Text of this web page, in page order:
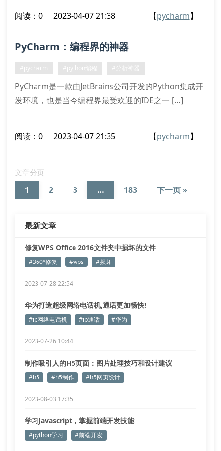
阅读：0 2023-04-07 21:38 【pycharm】
PyCharm：编程界的神器
#pycharm #python编程 #分析神器
PyCharm是一款由JetBrains公司开发的Python集成开
发环境，也是当今编程界最受欢迎的IDE之一 […]
阅读：0 2023-04-07 21:35 【pycharm】
文章分页
1 2 3 … 183 下一页 »
最新文章
修复WPS Office 2016文件夹中损坏的文件
#360°修复 #wps #损坏
2023-07-28 22:54
华为打造超级网络电话机,通话更加畅快!
#ip网络电话机 #ip通话 #华为
2023-07-26 10:44
制作吸引人的H5页面：图片处理技巧和设计建议
#h5 #h5制作 #h5网页设计
2023-08-03 17:35
学习Javascript，掌握前端开发技能
#python学习 #前端开发